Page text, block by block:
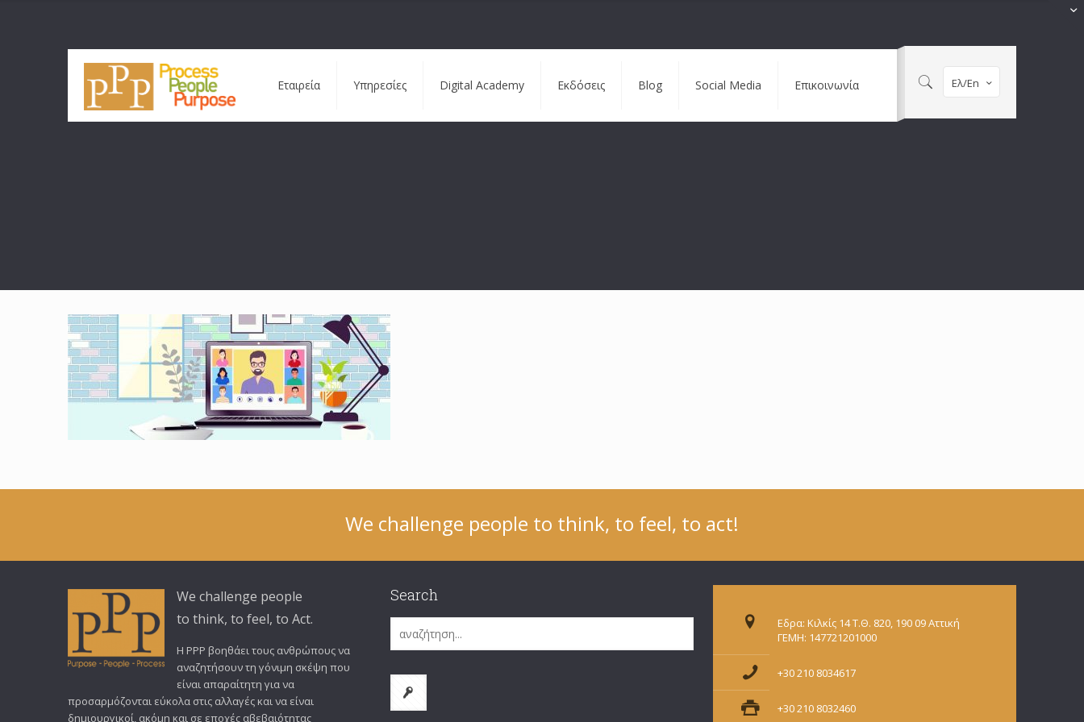
Εταιρεία Υπηρεσίες Digital Academy Εκδόσεις Blog Social Media Επικοινωνία Ελ/En
We challenge people to think, to feel, to act!
We challenge people
to think, to feel, to Act.
Η PPP βοηθάει τους ανθρώπους να
αναζητήσουν τη γόνιμη σκέψη που
είναι απαραίτητη για να
προσαρμόζονται εύκολα στις αλλαγές και να είναι
δημιουργικοί, ακόμη και σε εποχές αβεβαιότητας
Search
Εδρα: Κιλκίς 14 Τ.Θ. 820, 190 09 Αττική
ΓΕΜΗ: 147721201000
+30 210 8034617
+30 210 8032460